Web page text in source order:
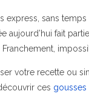
express, sans
aujourd’hui fait
votre recette ou
ces gousses